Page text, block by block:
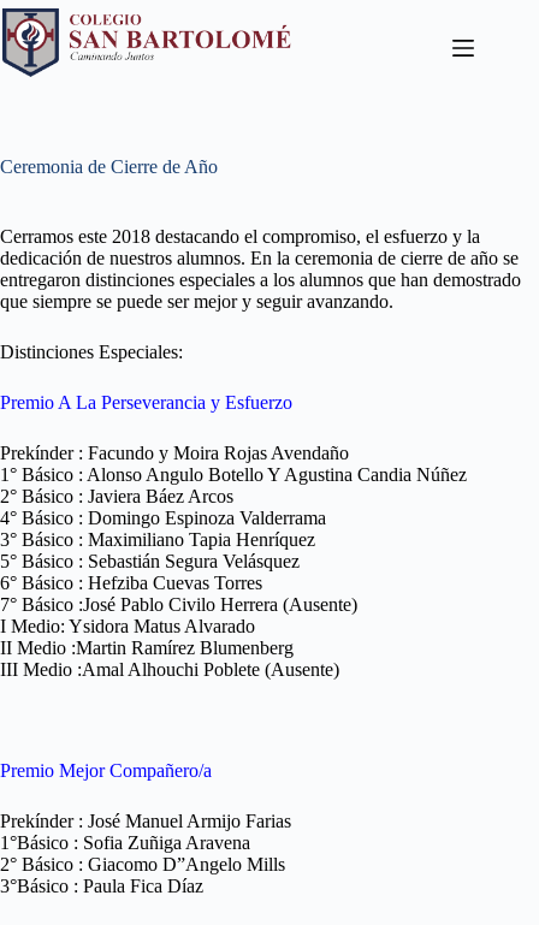
Ceremonia de Cierre de Año
Cerramos este 2018 destacando el compromiso, el esfuerzo y la
dedicación de nuestros alumnos. En la ceremonia de cierre de año se
entregaron distinciones especiales a los alumnos que han demostrado
que siempre se puede ser mejor y seguir avanzando.
Distinciones Especiales:
Premio A La Perseverancia y Esfuerzo
Prekínder : Facundo y Moira Rojas Avendaño
1° Básico : Alonso Angulo Botello Y Agustina Candia Núñez
2° Básico : Javiera Báez Arcos
4° Básico : Domingo Espinoza Valderrama
3° Básico : Maximiliano Tapia Henríquez
5° Básico : Sebastián Segura Velásquez
6° Básico : Hefziba Cuevas Torres
7° Básico :José Pablo Civilo Herrera (Ausente)
I Medio: Ysidora Matus Alvarado
II Medio :Martin Ramírez Blumenberg
III Medio :Amal Alhouchi Poblete (Ausente)
Premio Mejor Compañero/a
Prekínder : José Manuel Armijo Farias
1°Básico : Sofia Zuñiga Aravena
2° Básico : Giacomo D”Angelo Mills
3°Básico : Paula Fica Díaz